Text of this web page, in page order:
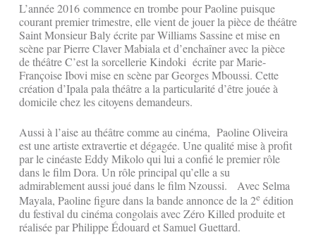
L’année 2016 commence en trombe pour Paoline puisque
courant premier trimestre, elle vient de jouer la pièce de théâtre
Saint Monsieur Baly écrite par Williams Sassine et mise en
scène par Pierre Claver Mabiala et d’enchaîner avec la pièce
de théâtre C’est la sorcellerie Kindoki écrite par Marie-
Françoise Ibovi mise en scène par Georges Mboussi. Cette
création d’Ipala pala théâtre a la particularité d’être jouée à
domicile chez les citoyens demandeurs.
Aussi à l’aise au théâtre comme au cinéma, Paoline Oliveira
est une artiste extravertie et dégagée. Une qualité mise à profit
par le cinéaste Eddy Mikolo qui lui a confié le premier rôle
dans le film Dora. Un rôle principal qu’elle a su
admirablement aussi joué dans le film Nzoussi. Avec Selma
Mayala, Paoline figure dans la bande annonce de la 2e édition
du festival du cinéma congolais avec Zéro Killed produite et
réalisée par Philippe Édouard et Samuel Guettard.